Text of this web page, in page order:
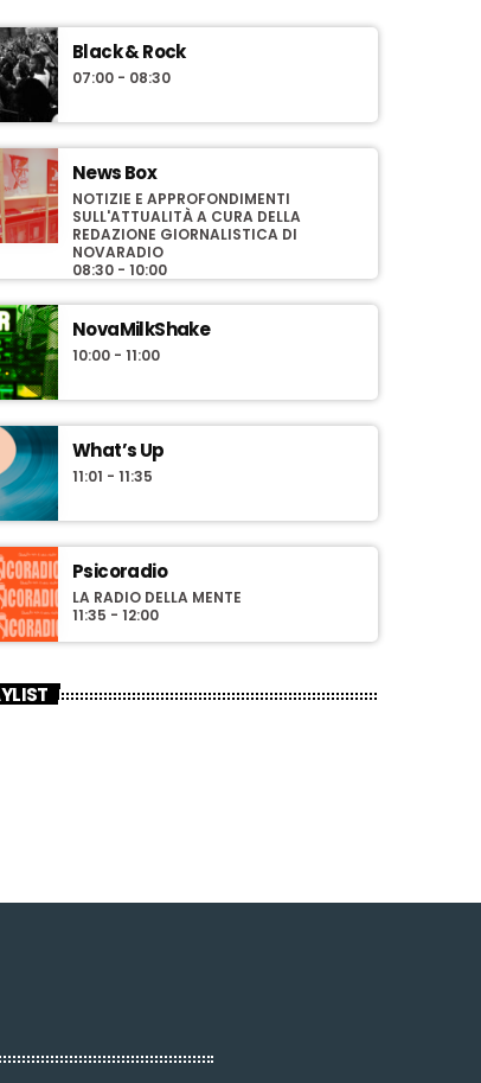
Black & Rock
07:00 - 08:30
News Box
NOTIZIE E APPROFONDIMENTI
SULL'ATTUALITÀ A CURA DELLA
REDAZIONE GIORNALISTICA DI
NOVARADIO
08:30 - 10:00
NovaMilkShake
10:00 - 11:00
What’s Up
11:01 - 11:35
Psicoradio
LA RADIO DELLA MENTE
11:35 - 12:00